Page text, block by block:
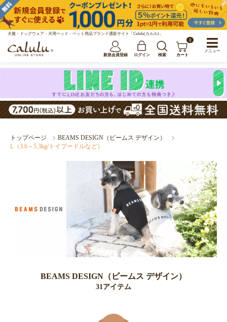
犬服・ドッグウェア・犬用ベッド・ペット用品ブランド通販サイト「Calulu(カルル)」
新規会員登録 ログイン 検索
0
カート
トップページ
BEAMS DESIGN（ビームス デザイン）
L（3.6～5.3kg/トイプードルなど）
BEAMS DESIGN（ビームス デザイン）
31アイテム
メニュー